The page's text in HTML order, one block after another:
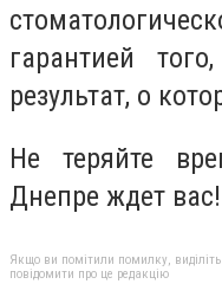
гарантией
результат, о
Не теряйте
Днепре ждет вас!
Якщо ви помітили помилку, виділіть
повідомити про це редакцію